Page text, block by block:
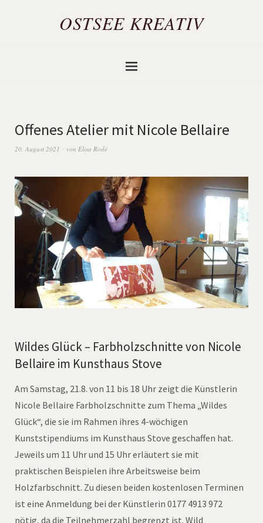
OSTSEE KREATIV
Offenes Atelier mit Nicole Bellaire
20. August 2021 von Elisa Rodé
Wildes Glück – Farbholzschnitte von Nicole
Bellaire im Kunsthaus Stove
Am Samstag, 21.8. von 11 bis 18 Uhr zeigt die Künstlerin
Nicole Bellaire Farbholzschnitte zum Thema „Wildes
Glück“, die sie im Rahmen ihres 4-wöchigen
Kunststipendiums im Kunsthaus Stove geschaffen hat.
Jeweils um 11 Uhr und 15 Uhr erläutert sie mit
praktischen Beispielen ihre Arbeitsweise beim
Holzfarbschnitt. Zu diesen beiden kostenlosen Terminen
ist eine Anmeldung bei der Künstlerin 0177 4913 972
nötig, da die Teilnehmerzahl begrenzt ist. Wild